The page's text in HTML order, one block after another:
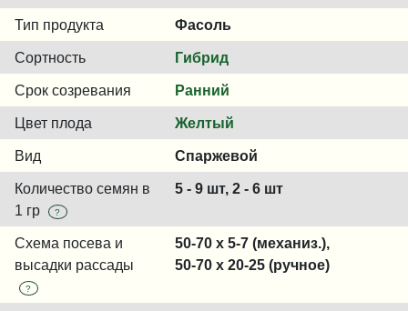
Тип продукта Фасоль
Сортность Гибрид
Срок созревания Ранний
Цвет плода Желтый
Вид Спаржевой
Количество семян в
1 гр
?
5 - 9 шт, 2 - 6 шт
Схема посева и
высадки рассады
?
50-70 x 5-7 (механиз.),
50-70 x 20-25 (ручное)